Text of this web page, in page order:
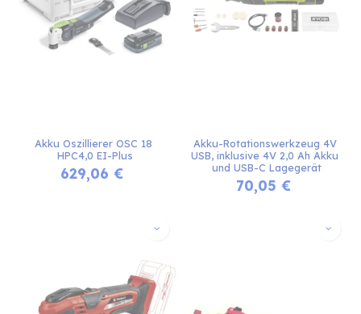
Akku Oszillierer OSC 18
HPC4,0 EI-Plus
629,06 €
Akku-Rotationswerkzeug 4V
USB, inklusive 4V 2,0 Ah Akku
und USB-C Lagegerät
70,05 €